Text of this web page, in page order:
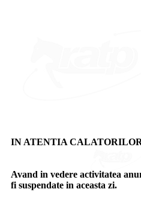
IN ATENTIA
Avand in vedere activitatea
fi suspendate in aceasta zi.